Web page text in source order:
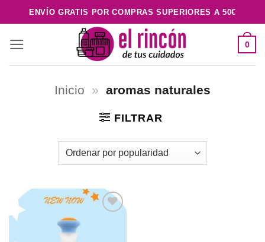
al
contenido
ENVÍO GRATIS POR COMPRAS SUPERIORES A 50€
0
Inicio » aromas naturales
FILTRAR